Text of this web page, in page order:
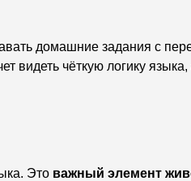
домашние задания с
видеть чёткую логику
Это важный элемент